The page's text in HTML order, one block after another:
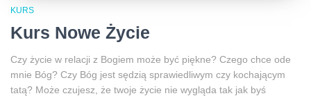
KURS
Kurs Nowe Życie
Czy życie w relacji z Bogiem może być piękne? Czego chce ode
mnie Bóg? Czy Bóg jest sędzią sprawiedliwym czy kochającym
tatą? Może czujesz, że twoje życie nie wygląda tak jak byś